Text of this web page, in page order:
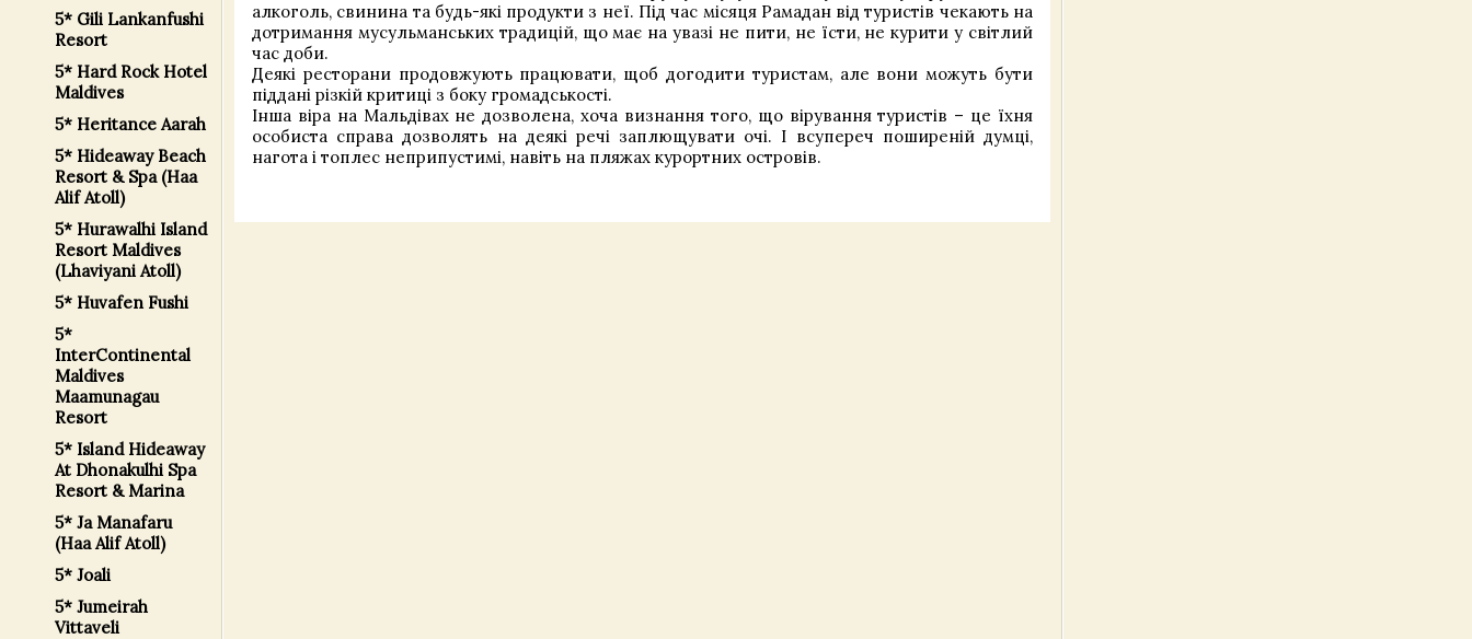
5* Gili Lankanfushi
Resort
5* Hard Rock Hotel
Maldives
5* Heritance Aarah
5* Hideaway Beach
Resort & Spa (Haa
Alif Atoll)
5* Hurawalhi Island
Resort Maldives
(Lhaviyani Atoll)
5* Huvafen Fushi
5*
InterContinental
Maldives
Maamunagau
Resort
5* Island Hideaway
At Dhonakulhi Spa
Resort & Marina
5* Ja Manafaru
(Haa Alif Atoll)
5* Joali
5* Jumeirah
Vittaveli
алкоголь, свинина та будь-які продукти з неї. Під час місяця Рамадан від туристів чекають на
дотримання мусульманських традицій, що має на увазі не пити, не їсти, не курити у світлий
час доби.
Деякі ресторани продовжують працювати, щоб догодити туристам, але вони можуть бути
піддані різкій критиці з боку громадськості.
Інша віра на Мальдівах не дозволена, хоча визнання того, що вірування туристів – це їхня
особиста справа дозволять на деякі речі заплющувати очі. І всупереч поширеній думці,
нагота і топлес неприпустимі, навіть на пляжах курортних островів.